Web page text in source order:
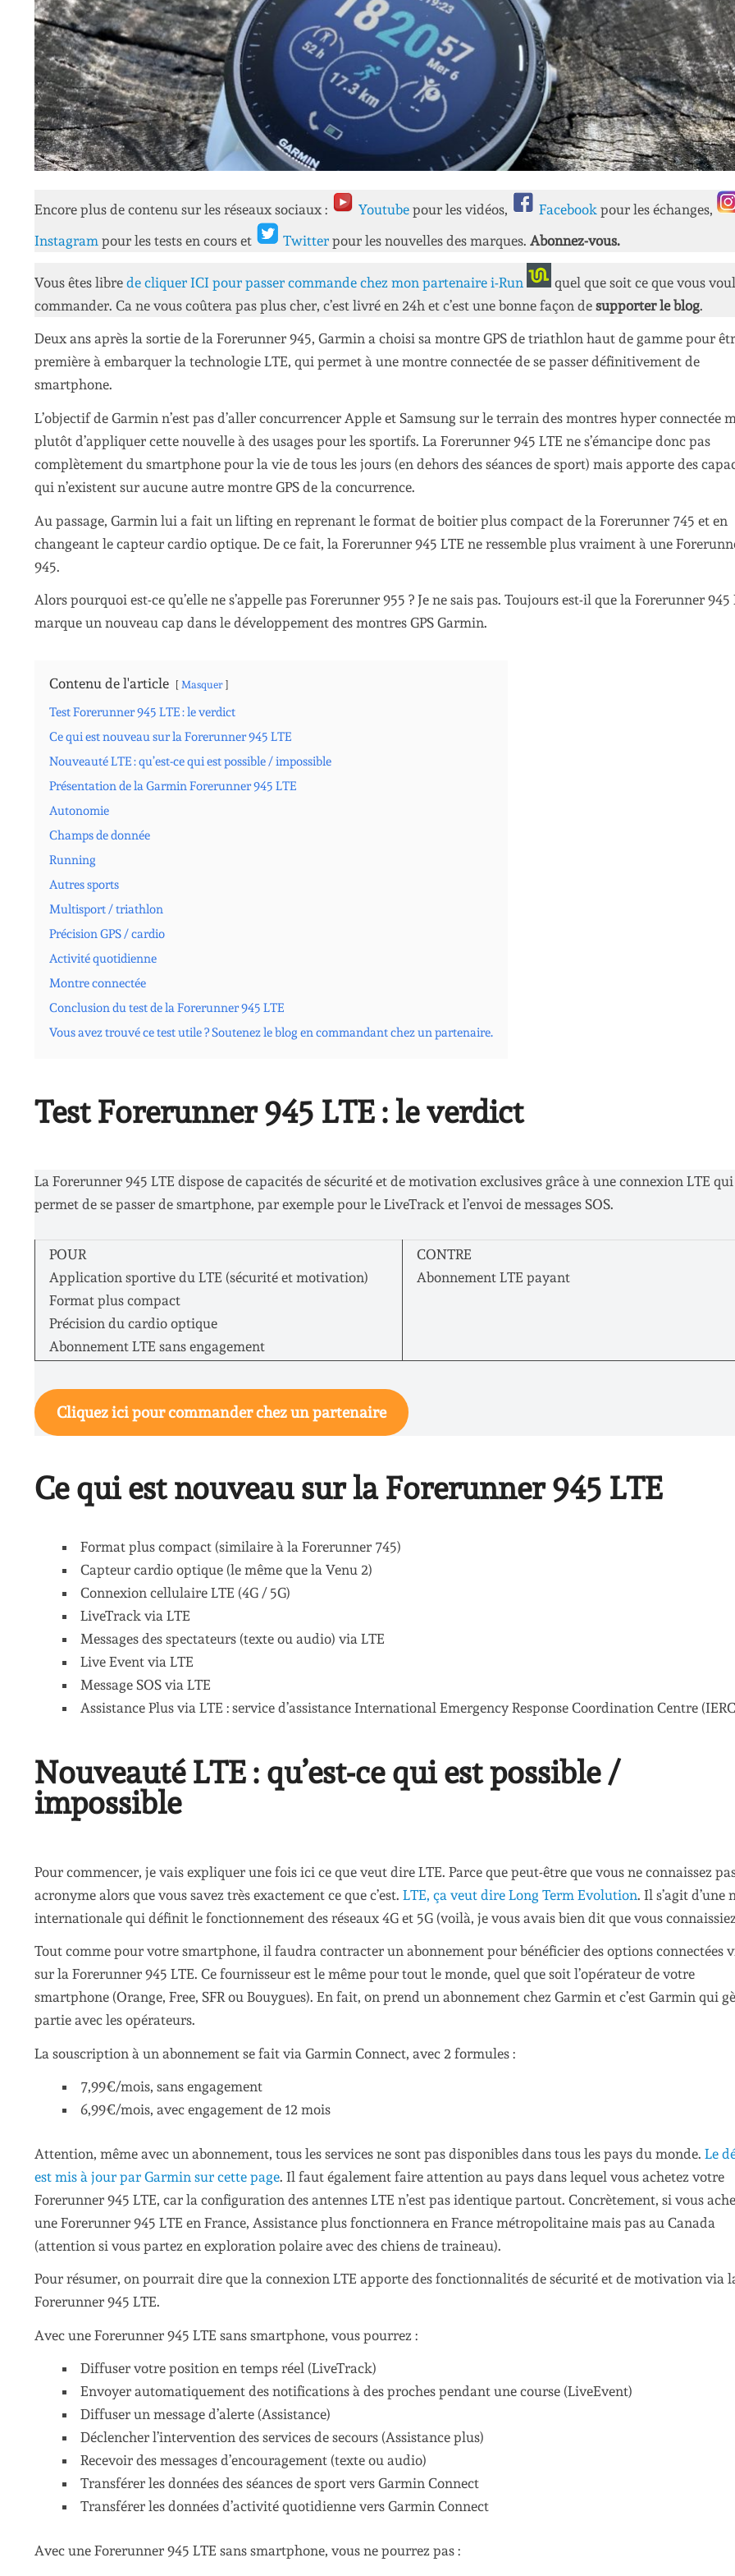
Encore plus de contenu sur les réseaux sociaux : Youtube pour les vidéos, Facebook pour les échanges,
Instagram pour les tests en cours et Twitter pour les nouvelles des marques. Abonnez-vous.
Vous êtes libre de cliquer ICI pour passer commande chez mon partenaire i-Run
quel que soit ce que vous
commander. Ca ne vous coûtera pas plus cher, c’est livré en 24h et c’est une bonne façon de supporter le blog.
Deux ans après la sortie de la Forerunner 945, Garmin a choisi sa montre GPS de triathlon haut de gamme pour
première à embarquer la technologie LTE, qui permet à une montre connectée de se passer définitivement de
smartphone.
L’objectif de Garmin n’est pas d’aller concurrencer Apple et Samsung sur le terrain des montres hyper connectée
plutôt d’appliquer cette nouvelle à des usages pour les sportifs. La Forerunner 945 LTE ne s’émancipe donc pas
complètement du smartphone pour la vie de tous les jours (en dehors des séances de sport) mais apporte des
qui n’existent sur aucune autre montre GPS de la concurrence.
Au passage, Garmin lui a fait un lifting en reprenant le format de boitier plus compact de la Forerunner 745 et en
changeant le capteur cardio optique. De ce fait, la Forerunner 945 LTE ne ressemble plus vraiment à une
945.
Alors pourquoi est-ce qu’elle ne s’appelle pas Forerunner 955 ? Je ne sais pas. Toujours est-il que la Forerunner 945
marque un nouveau cap dans le développement des montres GPS Garmin.
Contenu de l'article Masquer
Test Forerunner 945 LTE : le verdict
Ce qui est nouveau sur la Forerunner 945 LTE
Nouveauté LTE : qu’est-ce qui est possible / impossible
Présentation de la Garmin Forerunner 945 LTE
Autonomie
Champs de donnée
Running
Autres sports
Multisport / triathlon
Précision GPS / cardio
Activité quotidienne
Montre connectée
Conclusion du test de la Forerunner 945 LTE
Vous avez trouvé ce test utile ? Soutenez le blog en commandant chez un partenaire.
Test Forerunner 945 LTE : le verdict
La Forerunner 945 LTE dispose de capacités de sécurité et de motivation exclusives grâce à une connexion LTE
permet de se passer de smartphone, par exemple pour le LiveTrack et l’envoi de messages SOS.
POUR
Application sportive du LTE (sécurité et motivation)
Format plus compact
Précision du cardio optique
Abonnement LTE sans engagement
CONTRE
Abonnement LTE payant
Cliquez ici pour commander chez un partenaire
Ce qui est nouveau sur la Forerunner 945 LTE
Format plus compact (similaire à la Forerunner 745)
Capteur cardio optique (le même que la Venu 2)
Connexion cellulaire LTE (4G / 5G)
LiveTrack via LTE
Messages des spectateurs (texte ou audio) via LTE
Live Event via LTE
Message SOS via LTE
Assistance Plus via LTE : service d’assistance International Emergency Response Coordination Centre
Nouveauté LTE : qu’est-ce qui est possible /
impossible
Pour commencer, je vais expliquer une fois ici ce que veut dire LTE. Parce que peut-être que vous ne connaissez
acronyme alors que vous savez très exactement ce que c’est. LTE, ça veut dire Long Term Evolution. Il s’agit d’une
internationale qui définit le fonctionnement des réseaux 4G et 5G (voilà, je vous avais bien dit que vous
Tout comme pour votre smartphone, il faudra contracter un abonnement pour bénéficier des options connectées
sur la Forerunner 945 LTE. Ce fournisseur est le même pour tout le monde, quel que soit l’opérateur de votre
smartphone (Orange, Free, SFR ou Bouygues). En fait, on prend un abonnement chez Garmin et c’est Garmin qui
partie avec les opérateurs.
La souscription à un abonnement se fait via Garmin Connect, avec 2 formules :
7,99€/mois, sans engagement
6,99€/mois, avec engagement de 12 mois
Attention, même avec un abonnement, tous les services ne sont pas disponibles dans tous les pays du monde. Le
est mis à jour par Garmin sur cette page. Il faut également faire attention au pays dans lequel vous achetez votre
Forerunner 945 LTE, car la configuration des antennes LTE n’est pas identique partout. Concrètement, si vous
une Forerunner 945 LTE en France, Assistance plus fonctionnera en France métropolitaine mais pas au Canada
(attention si vous partez en exploration polaire avec des chiens de traineau).
Pour résumer, on pourrait dire que la connexion LTE apporte des fonctionnalités de sécurité et de motivation via
Forerunner 945 LTE.
Avec une Forerunner 945 LTE sans smartphone, vous pourrez :
Diffuser votre position en temps réel (LiveTrack)
Envoyer automatiquement des notifications à des proches pendant une course (LiveEvent)
Diffuser un message d’alerte (Assistance)
Déclencher l’intervention des services de secours (Assistance plus)
Recevoir des messages d’encouragement (texte ou audio)
Transférer les données des séances de sport vers Garmin Connect
Transférer les données d’activité quotidienne vers Garmin Connect
Avec une Forerunner 945 LTE sans smartphone, vous ne pourrez pas :